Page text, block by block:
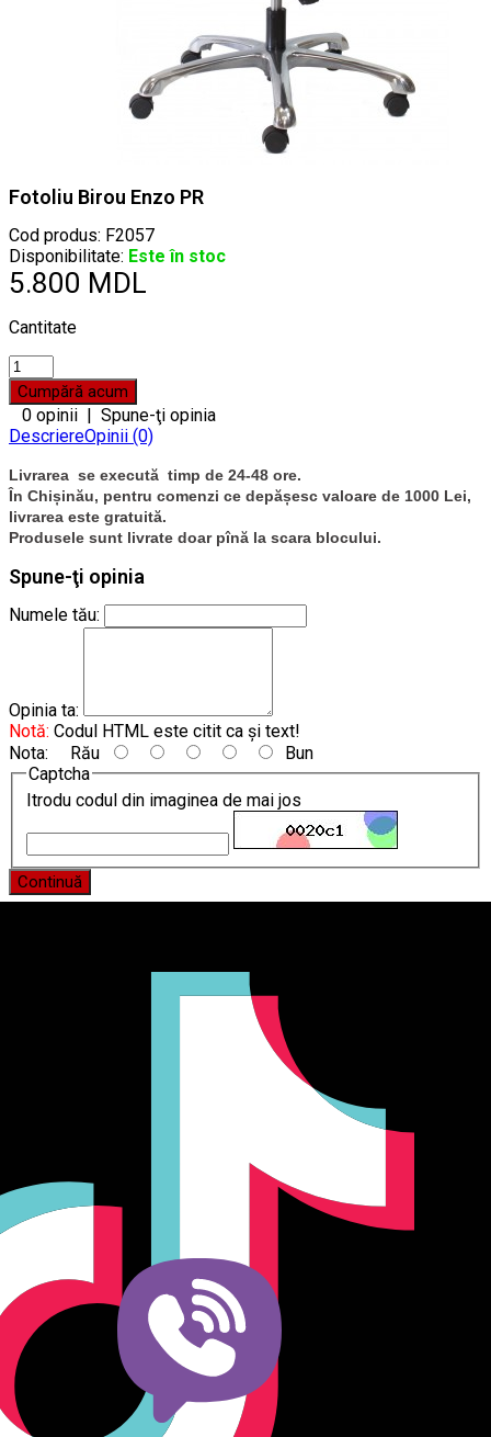
Fotoliu Birou Enzo PR
Cod produs: F2057
Disponibilitate: Este în stoc
5.800 MDL
Cantitate
0 opinii | Spune-ţi opinia
DescriereOpinii (0)
Livrarea se execută timp de 24-48 ore.
În Chișinău, pentru comenzi ce depășesc valoare de 1000 Lei,
livrarea este gratuită.
Produsele sunt livrate doar pînă la scara blocului.
Spune-ţi opinia
Numele tău:
Opinia ta:
Notă: Codul HTML este citit ca şi text!
Nota: Rău
Bun
Captcha
Itrodu codul din imaginea de mai jos
Continuă
Producător și importator de mobilier în Chișinău. Descoperă
dormitor și grădină. Calitate, funcționalitate și design
modern pentru orice spațiu.Îți punem la dispoziție soluții
complete de amenajare direct de la producător, cu garanție
extinsă și consultanță gratuită pentru proiectul tău